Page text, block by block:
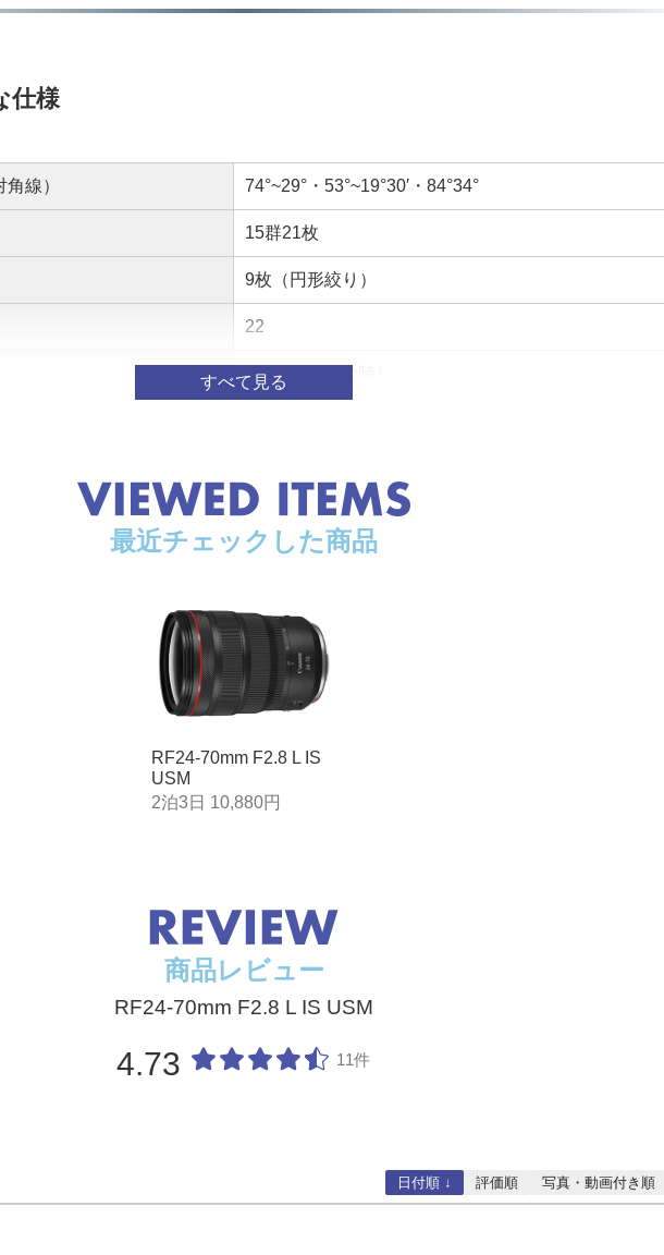
仕様
線）
74°~29°・53°~19°30′・84°34°
15群21枚
9枚（円形絞り）
22
0.21m（24mm時）
φ88.5×125.7mm
約900g
最近チェックした商品
RF24-70mm F2.8 L IS
USM
2泊3日 10,880円
商品レビュー
RF24-70mm F2.8 L IS USM
4.73 11件
日付順 ↓ 評価順 写真・動画付き順